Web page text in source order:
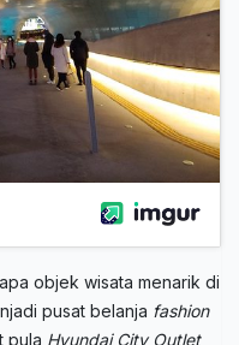
objek wisata menarik di
pusat belanja fashion
pula Hyundai City Outlet